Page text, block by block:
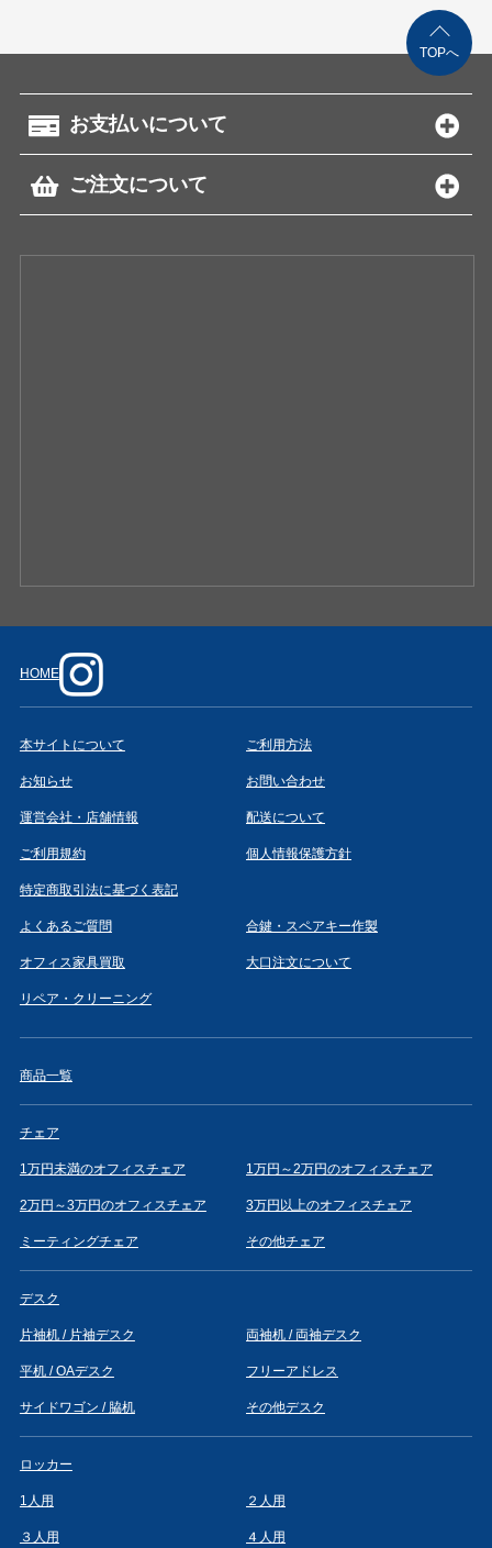
お支払いについて
ご注文について
HOME
本サイトについて ご利用方法
お知らせ お問い合わせ
運営会社・店舗情報 配送について
ご利用規約 個人情報保護方針
特定商取引法に基づく表記
よくあるご質問 合鍵・スペアキー作製
オフィス家具買取 大口注文について
リペア・クリーニング
商品一覧
チェア
1万円未満のオフィスチェア 1万円～2万円のオフィスチェア
2万円～3万円のオフィスチェア 3万円以上のオフィスチェア
ミーティングチェア その他チェア
デスク
片袖机 / 片袖デスク 両袖机 / 両袖デスク
平机 / OAデスク フリーアドレス
サイドワゴン / 脇机 その他デスク
ロッカー
1人用 ２人用
３人用 ４人用
TOPへ